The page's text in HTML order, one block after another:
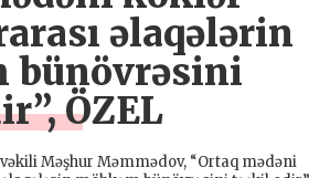
əlaqələrin
bünövrəsini
ÖZEL